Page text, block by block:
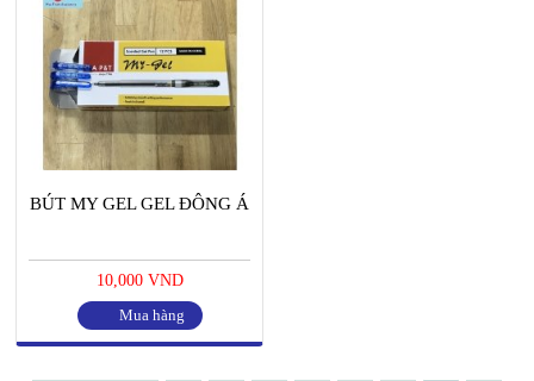
BÚT MY GEL GEL ĐÔNG Á
10,000 VND
Mua hàng